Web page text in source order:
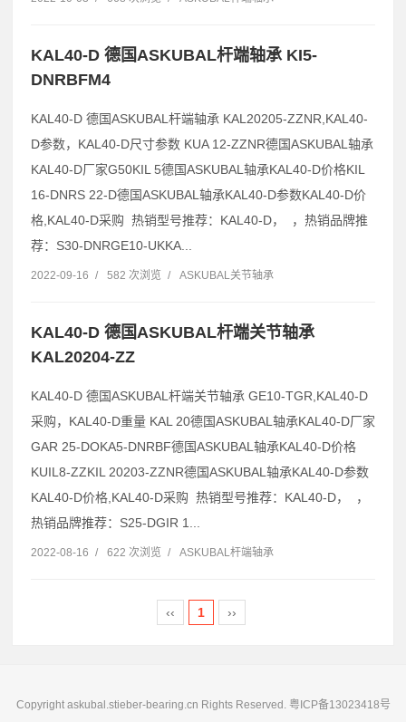
KAL40-D 德国ASKUBAL杆端轴承 KI5-
DNRBFM4
KAL40-D 德国ASKUBAL杆端轴承 KAL20205-ZZNR,KAL40-
D参数，KAL40-D尺寸参数 KUA 12-ZZNR德国ASKUBAL轴承
KAL40-D厂家G50KIL 5德国ASKUBAL轴承KAL40-D价格KIL
16-DNRS 22-D德国ASKUBAL轴承KAL40-D参数KAL40-D价
格,KAL40-D采购 热销型号推荐：KAL40-D， ，热销品牌推
荐：S30-DNRGE10-UKKA...
2022-09-16 / 582 次浏览 / ASKUBAL关节轴承
KAL40-D 德国ASKUBAL杆端关节轴承
KAL20204-ZZ
KAL40-D 德国ASKUBAL杆端关节轴承 GE10-TGR,KAL40-D
采购，KAL40-D重量 KAL 20德国ASKUBAL轴承KAL40-D厂家
GAR 25-DOKA5-DNRBF德国ASKUBAL轴承KAL40-D价格
KUIL8-ZZKIL 20203-ZZNR德国ASKUBAL轴承KAL40-D参数
KAL40-D价格,KAL40-D采购 热销型号推荐：KAL40-D， ，
热销品牌推荐：S25-DGIR 1...
2022-08-16 / 622 次浏览 / ASKUBAL杆端轴承
‹‹ 1 ››
Copyright askubal.stieber-bearing.cn Rights Reserved. 粤ICP备13023418号